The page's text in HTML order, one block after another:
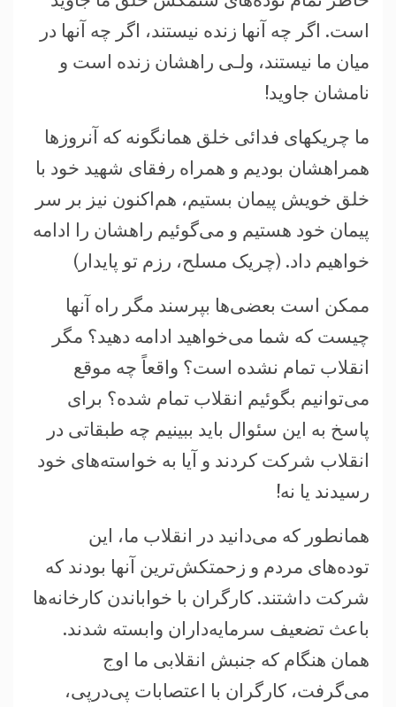
است. اگر چه آنها زنده نيستند، اگر چه آنها در
ميان ما نيستند، ولـی راهشان زنده است و
نامشان جاويد!
ما چريکهای فدائی خلق همانگونه که آنروزها
همراهشان بوديم و همراه رفقای شهيد خود با
خلق خويش پيمان بستيم، هم‌اکنون نيز بر سر
پيمان خود هستيم و می‌گوئيم راهشان را ادامه
خواهيم داد. (چريک مسلح، رزم تو پايدار)
ممکن است بعضی‌ها بپرسند مگر راه آنها
چيست که شما می‌خواهيد ادامه دهيد؟ مگر
انقلاب تمام نشده است؟ واقعاً چه موقع
می‌توانيم بگوئيم انقلاب تمام شده؟ برای
پاسخ به اين سئوال بايد ببينيم چه طبقاتی در
انقلاب شرکت کردند و آيا به خواسته‌های خود
رسيدند يا نه!
همانطور که می‌دانيد در انقلاب ما، اين
توده‌های مردم و زحمتکش‌ترين آنها بودند که
شرکت داشتند. کارگران با خواباندن کارخانه‌ها
باعث تضعيف سرمايه‌داران وابسته شدند.
همان هنگام که جنبش انقلابی ما اوج
می‌گرفت، کارگران با اعتصابات پی‌در‌پی،